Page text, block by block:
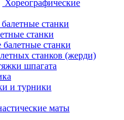
Хореографические
станки
станки
станки
станков (жерди)
шпагата
и турники
маты